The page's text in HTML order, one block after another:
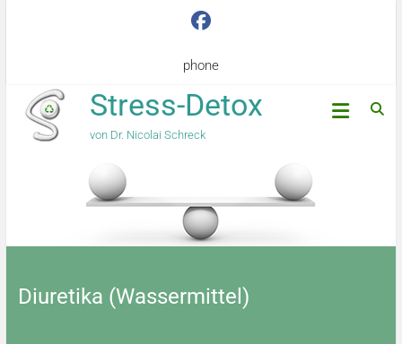
phone
Stress-Detox
von Dr. Nicolai Schreck
Diuretika (Wassermittel)